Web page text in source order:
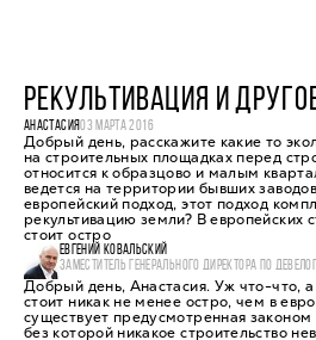
РЕКУЛЬТИВАЦИЯ И
АНАСТАСИЯ03 МАРТА 2016
Добрый день, расскажите какие то
на строительных площадках перед
относится к образцово и малым
ведется на территории бывших
европейский подход, этот подход
рекультивацию земли? В европейских
стоит остро
ЕВГЕНИЙ КОВАЛЬСКИЙ
ЗАМЕСТИТЕЛЬ ГЕНЕРАЛЬНОГО ДИРЕКТОРА ПО
Добрый день, Анастасия. Уж что-что, а
стоит никак не менее остро, чем в
существует предусмотренная
без которой никакое строительство